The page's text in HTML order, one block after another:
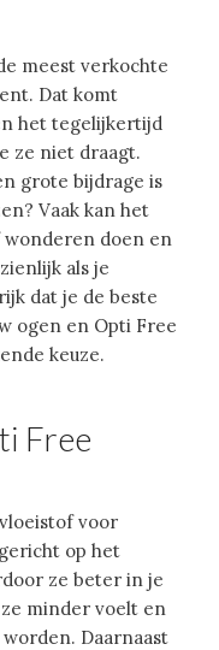
meest verkochte
Dat komt
het tegelijkertijd
ze niet draagt.
grote bijdrage is
Vaak kan het
doen en
als je
dat je de beste
ogen en Opti Free
keuze.
Free
voor
op het
ze beter in je
minder voelt en
Daarnaast